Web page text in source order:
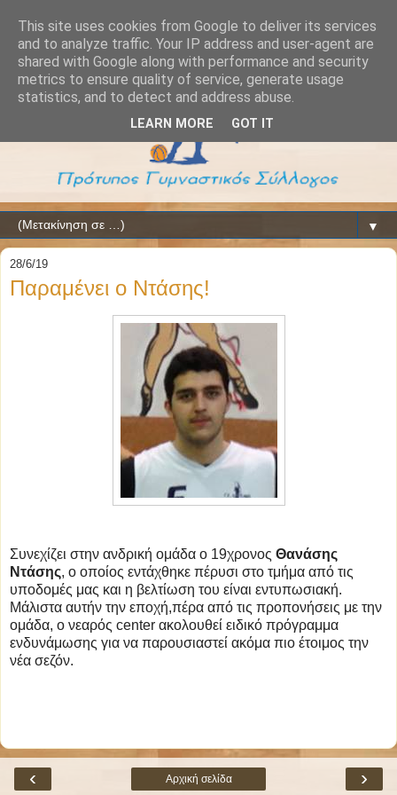
▼
28/6/19
Παραμένει ο Ντάσης!
Συνεχίζει στην ανδρική ομάδα ο 19χρονος Θανάσης
Ντάσης, ο οποίος εντάχθηκε πέρυσι στο τμήμα από τις
υποδομές μας και η βελτίωση του είναι εντυπωσιακή.
Μάλιστα αυτήν την εποχή,πέρα από τις προπονήσεις με την
ομάδα, ο νεαρός center ακολουθεί ειδικό πρόγραμμα
ενδυνάμωσης για να παρουσιαστεί ακόμα πιο έτοιμος την
νέα σεζόν.
‹ ›
Αρχική σελίδα
This site uses cookies from Google to deliver its services
and to analyze traffic. Your IP address and user-agent are
shared with Google along with performance and security
metrics to ensure quality of service, generate usage
statistics, and to detect and address abuse.
LEARN MORE GOT IT